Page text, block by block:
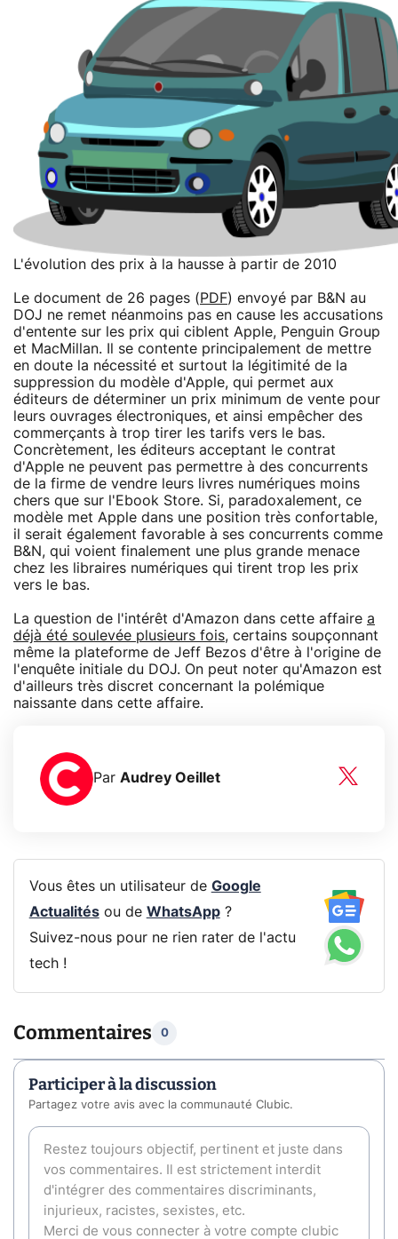
L'évolution des prix à la hausse à partir de 2010
Le document de 26 pages (PDF) envoyé par B&N au
DOJ ne remet néanmoins pas en cause les accusations
d'entente sur les prix qui ciblent Apple, Penguin Group
et MacMillan. Il se contente principalement de mettre
en doute la nécessité et surtout la légitimité de la
suppression du modèle d'Apple, qui permet aux
éditeurs de déterminer un prix minimum de vente pour
leurs ouvrages électroniques, et ainsi empêcher des
commerçants à trop tirer les tarifs vers le bas.
Concrètement, les éditeurs acceptant le contrat
d'Apple ne peuvent pas permettre à des concurrents
de la firme de vendre leurs livres numériques moins
chers que sur l'Ebook Store. Si, paradoxalement, ce
modèle met Apple dans une position très confortable,
il serait également favorable à ses concurrents comme
B&N, qui voient finalement une plus grande menace
chez les libraires numériques qui tirent trop les prix
vers le bas.
La question de l'intérêt d'Amazon dans cette affaire a
déjà été soulevée plusieurs fois, certains soupçonnant
même la plateforme de Jeff Bezos d'être à l'origine de
l'enquête initiale du DOJ. On peut noter qu'Amazon est
d'ailleurs très discret concernant la polémique
naissante dans cette affaire.
Par Audrey Oeillet
Vous êtes un utilisateur de Google
Actualitésou de WhatsApp?
Suivez-nous pour ne rien rater de l'actu
tech !
Commentaires 0
Participer à la discussion
Partagez votre avis avec la communauté Clubic.